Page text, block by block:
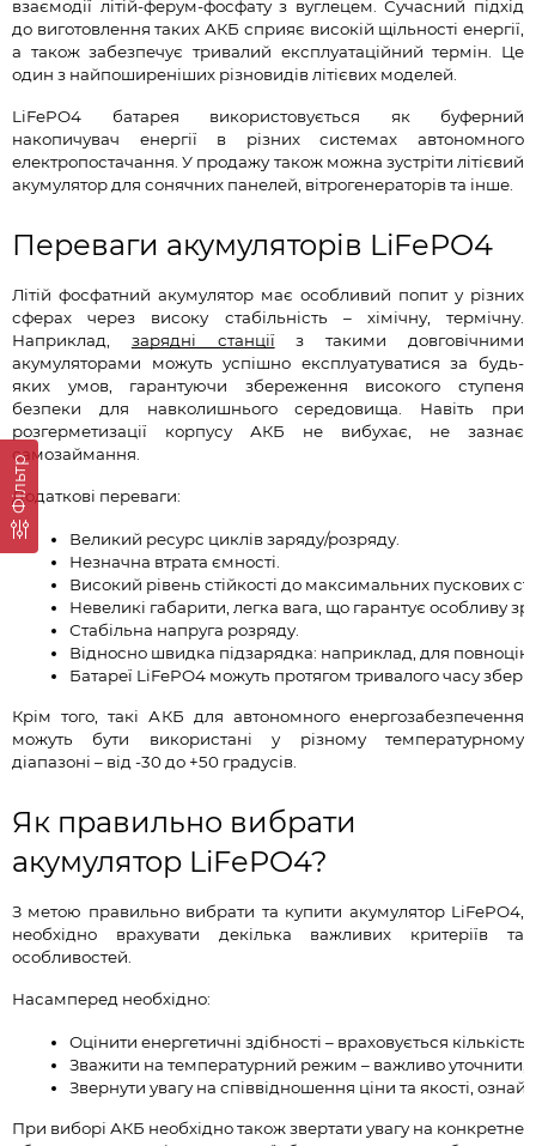
Фільтр
взаємодії літій-ферум-фосфату з вуглецем. Сучасний підхід
до виготовлення таких АКБ сприяє високій щільності енергії,
а також забезпечує тривалий експлуатаційний термін. Це
один з найпоширеніших різновидів літієвих моделей.
LiFePO4 батарея використовується як буферний
накопичувач енергії в різних системах автономного
електропостачання. У продажу також можна зустріти літієвий
акумулятор для сонячних панелей, вітрогенераторів та інше.
Переваги акумуляторів LiFePO4
Літій фосфатний акумулятор має особливий попит у різних
сферах через високу стабільність – хімічну, термічну.
Наприклад,
зарядні станціїз такими довговічними
акумуляторами можуть успішно експлуатуватися за будь-
яких умов, гарантуючи збереження високого ступеня
безпеки для навколишнього середовища. Навіть при
розгерметизації корпусу АКБ не вибухає, не зазнає
самозаймання.
Додаткові переваги:
Великий ресурс циклів заряду/розряду.
Незначна втрата ємності.
Високий рівень стійкості до максимальних пускових
Невеликі габарити, легка вага, що гарантує особливу
Стабільна напруга розряду.
Відносно швидка підзарядка: наприклад, для
Батареї LiFePO4 можуть протягом тривалого часу
Крім того, такі АКБ для автономного енергозабезпечення
можуть бути використані у різному температурному
діапазоні – від -30 до +50 градусів.
Як правильно вибрати
акумулятор LiFePO4?
З метою правильно вибрати та купити акумулятор LiFePO4,
необхідно врахувати декілька важливих критеріїв та
особливостей.
Насамперед необхідно:
Оцінити енергетичні здібності – враховується
Зважити на температурний режим – важливо уточнити,
Звернути увагу на співвідношення ціни та якості,
При виборі АКБ необхідно також звертати увагу на конкретне